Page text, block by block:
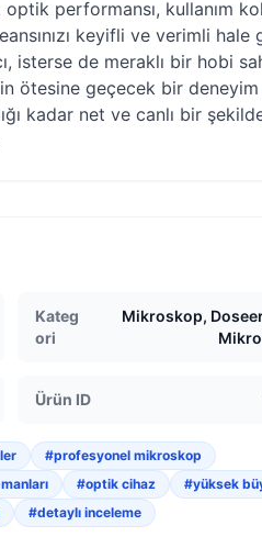
performansı, kullanım
keyifli ve verimli hale
isterse de meraklı bir hobi
ötesine geçecek bir deneyim
kadar net ve canlı bir
Kateg
ori
Mikroskop,
Ürün ID
#profesyonel mikroskop
#optik cihaz
#yüksek
#detaylı inceleme